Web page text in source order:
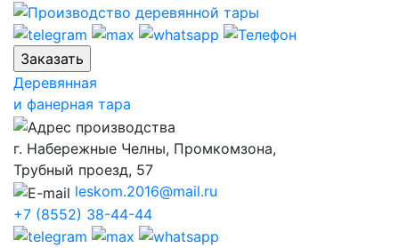
Skip
content
Деревянная
и фанерная тара
г. Набережные Челны, Промкомзона,
Трубный проезд, 57
leskom.2016@mail.ru
+7 (8552) 38-44-44